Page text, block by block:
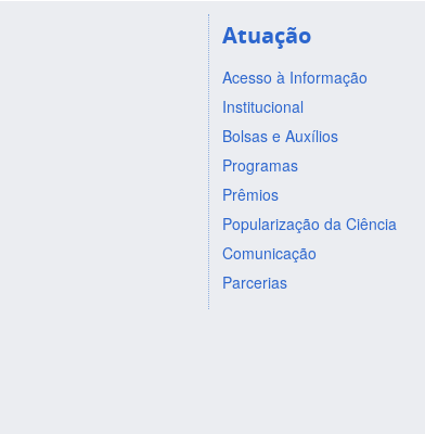
Atuação
Acesso à Informação
Institucional
Bolsas e Auxílios
Programas
Prêmios
Popularização da Ciência
Comunicação
Parcerias